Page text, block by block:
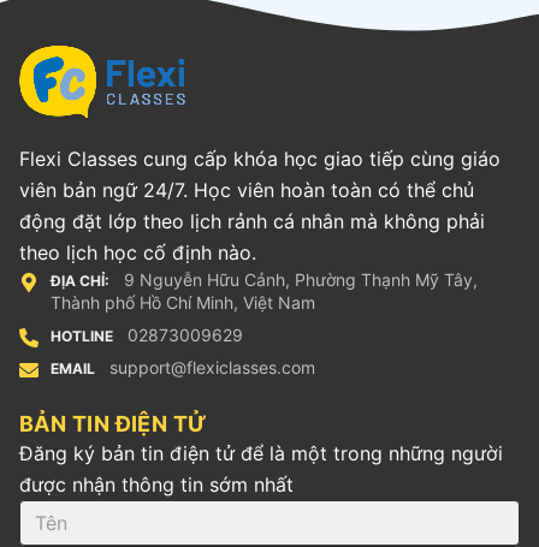
Flexi Classes cung cấp khóa học giao tiếp cùng giáo
viên bản ngữ 24/7. Học viên hoàn toàn có thể chủ
động đặt lớp theo lịch rảnh cá nhân mà không phải
theo lịch học cố định nào.
ĐỊA CHỈ:
9 Nguyễn Hữu Cảnh, Phường Thạnh Mỹ Tây,
Thành phố Hồ Chí Minh, Việt Nam
HOTLINE 02873009629
EMAIL support@flexiclasses.com
BẢN TIN ĐIỆN TỬ
Đăng ký bản tin điện tử để là một trong những người
được nhận thông tin sớm nhất